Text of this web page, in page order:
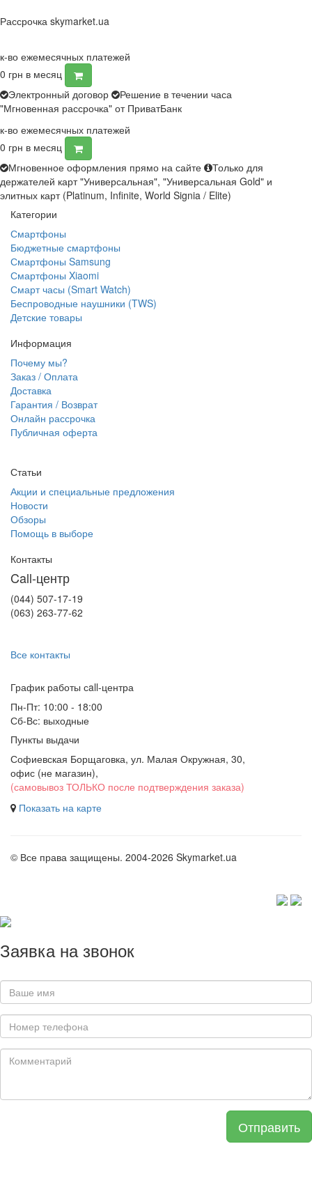
Рассрочка skymarket.ua
к-во ежемесячных платежей
0 грн в месяц
Электронный договор
Решение в течении часа
"Мгновенная рассрочка" от ПриватБанк
к-во ежемесячных платежей
0 грн в месяц
Мгновенное оформления прямо на сайте
Только для
держателей карт "Универсальная", "Универсальная Gold" и
элитных карт (Platinum, Infinite, World Signia / Elite)
Категории
Смартфоны
Бюджетные смартфоны
Смартфоны Samsung
Смартфоны Xiaomi
Смарт часы (Smart Watch)
Беспроводные наушники (TWS)
Детские товары
Информация
Почему мы?
Заказ / Оплата
Доставка
Гарантия / Возврат
Онлайн рассрочка
Публичная оферта
Статьи
Акции и специальные предложения
Новости
Обзоры
Помощь в выборе
Контакты
Call-центр
(044) 507-17-19
(063) 263-77-62
Все контакты
График работы сall-центра
Пн-Пт: 10:00 - 18:00
Сб-Вс: выходные
Пункты выдачи
Софиевская Борщаговка, ул. Малая Окружная, 30,
офис (не магазин),
(самовывоз ТОЛЬКО после подтверждения заказа)
Показать на карте
© Все права защищены. 2004-2026 Skymarket.ua
Заявка на звонок
Отправить